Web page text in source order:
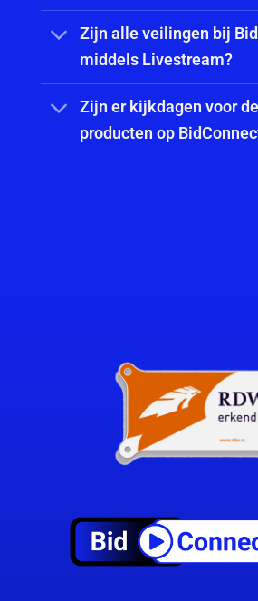
Zijn alle veilingen bij
middels Livestream?
Zijn er kijkdagen voor de
producten op